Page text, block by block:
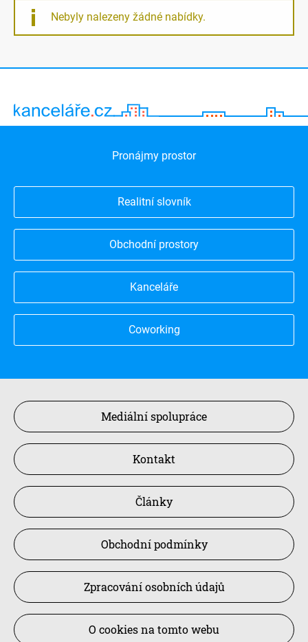
Nebyly nalezeny žádné nabídky.
Pronájmy prostor
Realitní slovník
Obchodní prostory
Kanceláře
Coworking
Mediální spolupráce
Kontakt
Články
Obchodní podmínky
Zpracování osobních údajů
O cookies na tomto webu